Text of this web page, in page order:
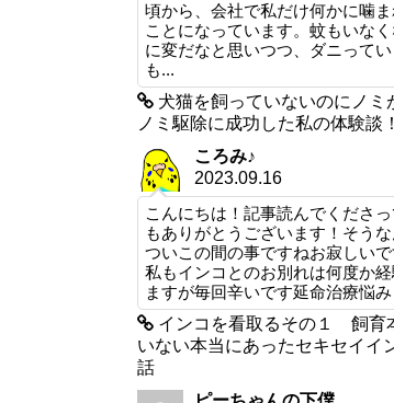
頃から、会社で私だけ何かに噛
ことになっています。蚊もいな
に変だなと思いつつ、ダニって
も...
犬猫を飼っていないのにノミ
ノミ駆除に成功した私の体験談
ころみ♪
2023.09.16
こんにちは！記事読んでくださ
もありがとうございます！そうな
ついこの間の事ですねお寂しい
私もインコとのお別れは何度か経
ますが毎回辛いです延命治療悩み
インコを看取るその１ 飼育
いない本当にあったセキセイイ
話